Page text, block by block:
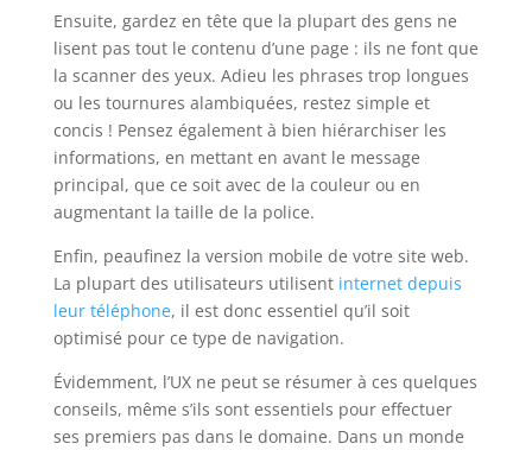
Ensuite, gardez en tête que la plupart des gens ne
lisent pas tout le contenu d’une page : ils ne font que
la scanner des yeux. Adieu les phrases trop longues
ou les tournures alambiquées, restez simple et
concis ! Pensez également à bien hiérarchiser les
informations, en mettant en avant le message
principal, que ce soit avec de la couleur ou en
augmentant la taille de la police.
Enfin, peaufinez la version mobile de votre site web.
La plupart des utilisateurs utilisent internet depuis
leur téléphone, il est donc essentiel qu’il soit
optimisé pour ce type de navigation.
Évidemment, l’UX ne peut se résumer à ces quelques
conseils, même s’ils sont essentiels pour effectuer
ses premiers pas dans le domaine. Dans un monde